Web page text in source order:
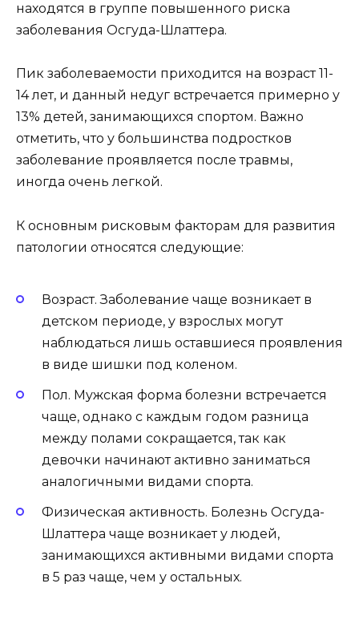
находятся в группе повышенного риска
заболевания Осгуда-Шлаттера.
Пик заболеваемости приходится на возраст 11-
14 лет, и данный недуг встречается примерно у
13% детей, занимающихся спортом. Важно
отметить, что у большинства подростков
заболевание проявляется после травмы,
иногда очень легкой.
К основным рисковым факторам для развития
патологии относятся следующие:
Возраст. Заболевание чаще возникает в
детском периоде, у взрослых могут
наблюдаться лишь оставшиеся проявления
в виде шишки под коленом.
Пол. Мужская форма болезни встречается
чаще, однако с каждым годом разница
между полами сокращается, так как
девочки начинают активно заниматься
аналогичными видами спорта.
Физическая активность. Болезнь Осгуда-
Шлаттера чаще возникает у людей,
занимающихся активными видами спорта
в 5 раз чаще, чем у остальных.